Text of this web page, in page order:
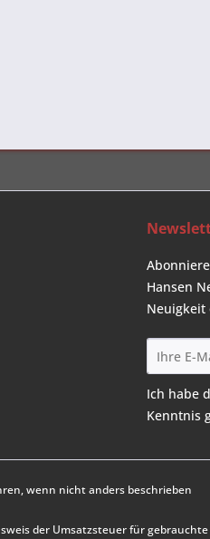
Hansen
Neuigkeit
Ich habe
Kenntnis
wenn nicht anders beschrieben
der Umsatzsteuer für